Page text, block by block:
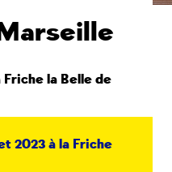
Friche la Belle de
2023 à la Friche